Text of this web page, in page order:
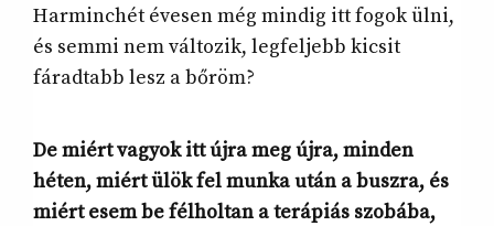
Harminchét évesen még mindig itt fogok ülni,
és semmi nem változik, legfeljebb kicsit
fáradtabb lesz a bőröm?
De miért vagyok itt újra meg újra, minden
héten, miért ülök fel munka után a buszra, és
miért esem be félholtan a terápiás szobába,